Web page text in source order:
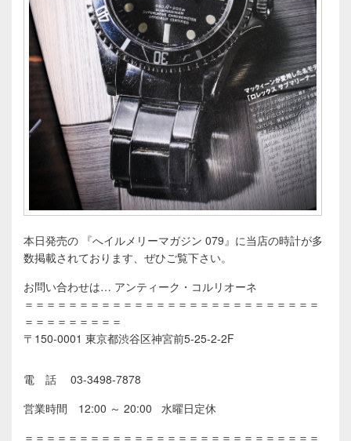
本日発売の 『へイルメリーマガジン 079』に当店の時計が多
数掲載されております、ぜひご覧下さい。
お問い合わせは… アンティーク・コルリオーネ
＝＝＝＝＝＝＝＝＝＝＝＝＝＝＝＝＝＝＝＝＝＝＝＝＝＝＝
＝＝＝＝＝＝＝＝＝
〒150-0001 東京都渋谷区神宮前5-25-2-2F
電 話 03-3498-7878
営業時間 12:00 ～ 20:00 水曜日定休
＝＝＝＝＝＝＝＝＝＝＝＝＝＝＝＝＝＝＝＝＝＝＝＝＝＝＝